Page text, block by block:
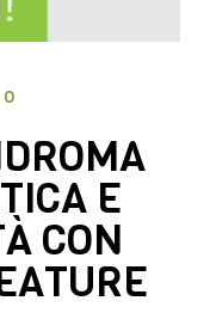
E
CON